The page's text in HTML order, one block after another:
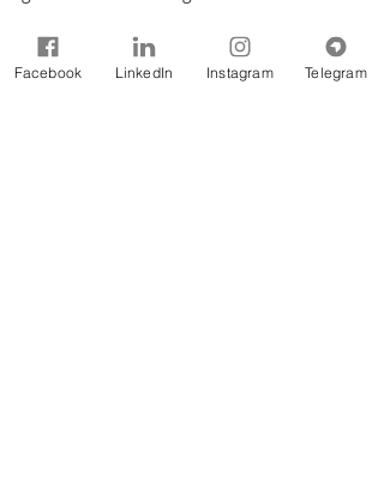
Fonte: SEMA-MA
Notícias
Facebook LinkedIn Instagram Telegram